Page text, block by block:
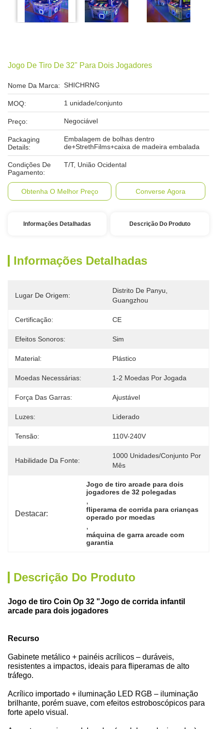
Jogo De Tiro De 32" Para Dois Jogadores
Nome Da Marca: SHICHRNG
MOQ: 1 unidade/conjunto
Preço: Negociável
Packaging
Details:
Embalagem de bolhas dentro
de+StrethFilms+caixa de madeira embalada
Condições De
Pagamento:
T/T, União Ocidental
Obtenha O Melhor Preço Converse Agora
Informações Detalhadas Descrição Do Produto
Informações Detalhadas
Lugar De Origem:
Distrito De Panyu,
Guangzhou
Certificação: CE
Efeitos Sonoros: Sim
Material: Plástico
Moedas Necessárias: 1-2 Moedas Por Jogada
Força Das Garras: Ajustável
Luzes: Liderado
Tensão: 110V-240V
Habilidade Da Fonte:
1000 Unidades/conjunto Por
Mês
Destacar:
Jogo de tiro arcade para dois
jogadores de 32 polegadas
,
fliperama de corrida para crianças
operado por moedas
,
máquina de garra arcade com
garantia
Descrição Do Produto
Jogo de tiro Coin Op 32 "Jogo de corrida infantil
arcade para dois jogadores
Recurso
Gabinete metálico + painéis acrílicos – duráveis,
resistentes a impactos, ideais para fliperamas de alto
tráfego.
Acrílico importado + iluminação LED RGB – iluminação
brilhante, porém suave, com efeitos estroboscópicos para
forte apelo visual.